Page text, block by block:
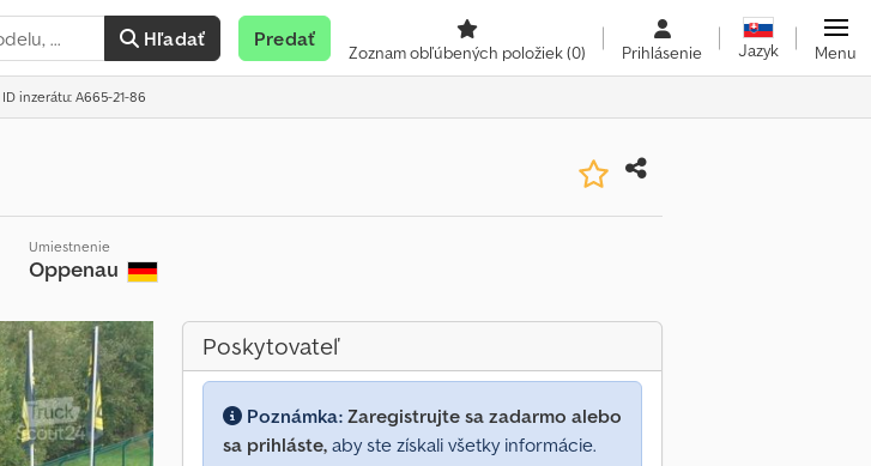
Hľadať Predať
Zoznam obľúbených položiek(0) Prihlásenie Jazyk Menu
ID inzerátu: A665-21-86
Umiestnenie
Oppenau
Poskytovateľ
Poznámka: Zaregistrujte sa zadarmo alebo
sa prihláste, aby ste získali všetky informácie.